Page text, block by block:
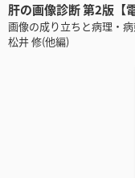
肝の画像診断 第2版【
画像の成り立ちと病理・
松井 修(他編)